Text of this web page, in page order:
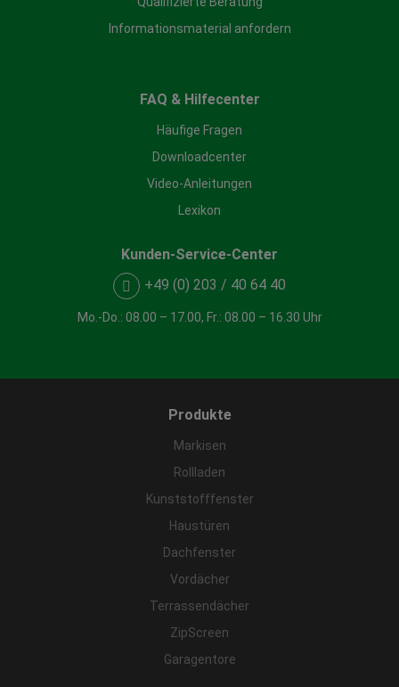
Informationsmaterial anfordern
FAQ & Hilfecenter
Häufige Fragen
Downloadcenter
Video-Anleitungen
Lexikon
Kunden-Service-Center
+49 (0) 203 / 40 64 40
Mo.-Do.: 08.00 – 17.00, Fr.: 08.00 – 16.30 Uhr
Produkte
Markisen
Rollladen
Kunststofffenster
Haustüren
Dachfenster
Vordächer
Terrassendächer
ZipScreen
Garagentore